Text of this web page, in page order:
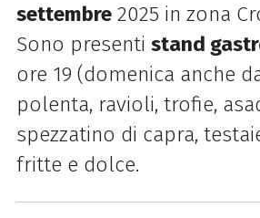
settembre2025 in zona
Sono presenti stand
ore 19 (domenica anche
polenta, ravioli, trofie,
spezzatino di capra,
fritte e dolce.